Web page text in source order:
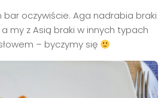
bar oczywiście. Aga nadrabia braki
my z Asią braki w innych typach
– byczymy się